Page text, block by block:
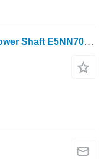
Ford 6610, 7610, 10 Series Dual Power Shaft E5NN7015CB primarno vratilo za Ford 6610 traktora na kotačima